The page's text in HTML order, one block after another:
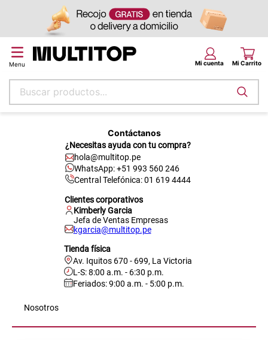
Buscar productos...
Contáctanos
¿Necesitas ayuda con tu compra?
hola@multitop.pe
WhatsApp: +51 993 560 246
Central Telefónica: 01 619 4444
Clientes corporativos
Kimberly Garcia
Jefa de Ventas Empresas
kgarcia@multitop.pe
Tienda física
Av. Iquitos 670 - 699, La Victoria
L-S: 8:00 a.m. - 6:30 p.m.
Feriados: 9:00 a.m. - 5:00 p.m.
Nosotros
pisos
tapete